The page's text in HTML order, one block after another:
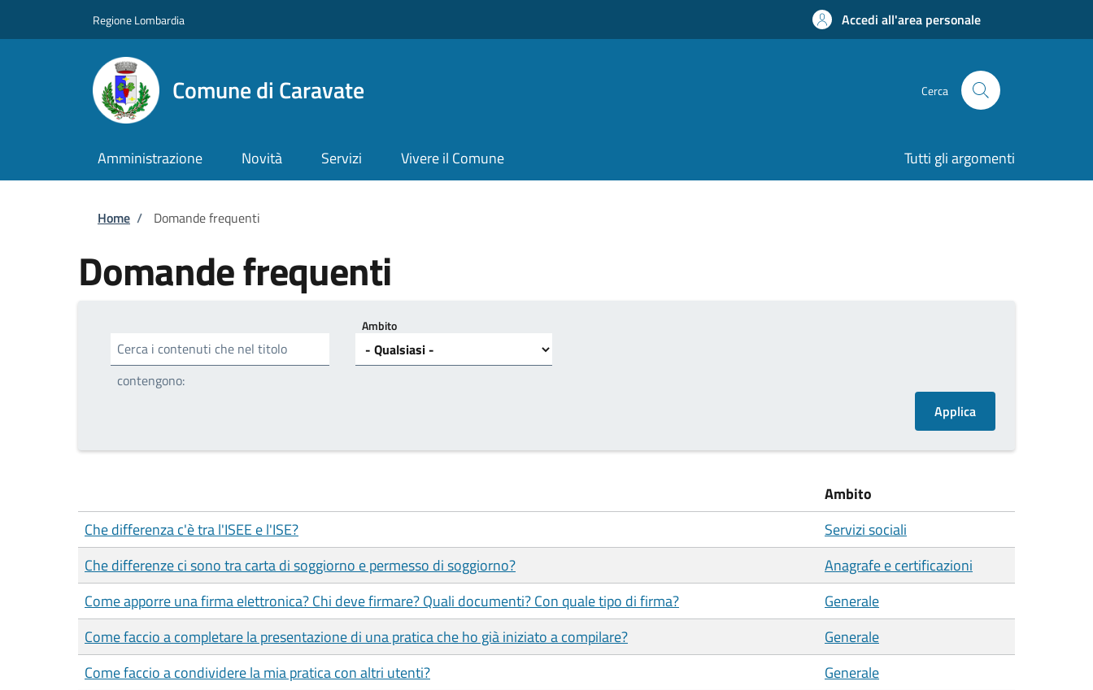
Regione Lombardia Accedi all'area personale
Comune di Caravate Cerca
Amministrazione Novità Servizi Vivere il Comune Tutti gli argomenti
Briciole di pane
Home / Domande frequenti
Domande frequenti
Cerca i contenuti che nel titolo
contengono:
Ambito
Ambito
Che differenza c'è tra l'ISEE e l'ISE?
Servizi sociali
Che differenze ci sono tra carta di soggiorno e permesso di soggiorno?
Anagrafe e certificazioni
Come apporre una firma elettronica? Chi deve firmare? Quali documenti? Con quale tipo di firma?
Generale
Come faccio a completare la presentazione di una pratica che ho già iniziato a compilare?
Generale
Come faccio a condividere la mia pratica con altri utenti?
Generale